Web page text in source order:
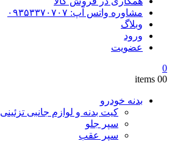
مشاوره واتس آپ: ۰۹۳۵۳۳۷۰۷۰۷
وبلاگ
ورود
عضویت
0
00 items
بدنه خودرو
کیت بدنه و لوازم جانبی تزئینی
سپر جلو
سپر عقب